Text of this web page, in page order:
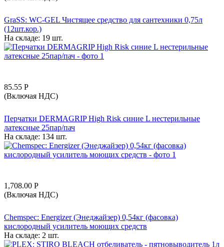
GraSS: WC-GEL Чистящее средство для сантехники 0,75л
(12шт.кор.)
На складе: 19 шт.
85.55 Р
(Включая НДС)
Перчатки DERMAGRIP High Risk синие L нестерильные
латексные 25пар/пач
На складе: 134 шт.
1,708.00 Р
(Включая НДС)
Chemspec: Energizer (Энеджайзер) 0,54кг (фасовка)
кислородный усилитель моющих средств
На складе: 2 шт.